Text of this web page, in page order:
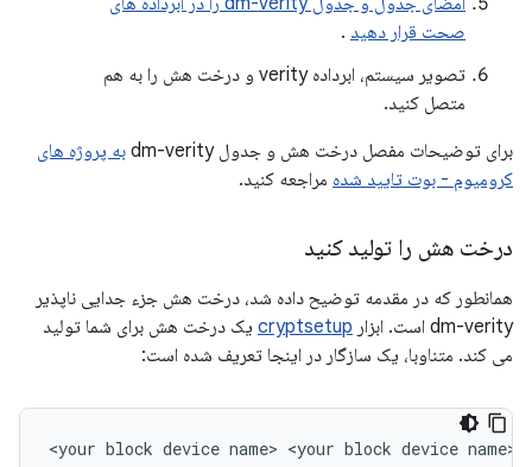
صحت قرار دهید .
تصویر سیستم، ابرداده verity و درخت هش را به هم
متصل کنید.
برای توضیحات مفصل درخت هش و جدول dm-verity
به پروژه های
کرومیوم - بوت تایید شده مراجعه کنید.
درخت هش را تولید کنید
همانطور که در مقدمه توضیح داده شد، درخت هش جزء جدایی ناپذیر
dm-verity است. ابزار
cryptsetup یک درخت هش برای شما تولید
می کند. متناوبا، یک سازگار در اینجا تعریف شده است: